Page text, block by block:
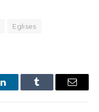
Eglises
LinkedInTumblr Email